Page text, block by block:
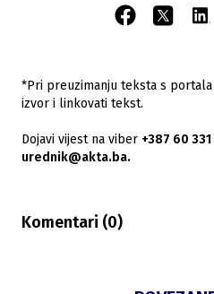
*Pri preuzimanju teksta s
izvor i linkovati tekst.
Dojavi vijest na viber +387 60
urednik@akta.ba.
Komentari (0)